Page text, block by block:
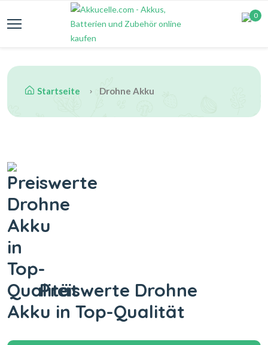
0
Startseite Drohne Akku
Preiswerte Drohne
Akku in Top-Qualität